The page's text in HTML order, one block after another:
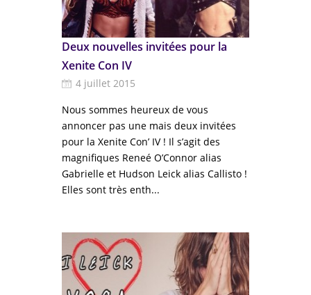
Deux nouvelles invitées pour la
Xenite Con IV
4 juillet 2015
Nous sommes heureux de vous
annoncer pas une mais deux invitées
pour la Xenite Con’ IV ! Il s’agit des
magnifiques Reneé O’Connor alias
Gabrielle et Hudson Leick alias Callisto !
Elles sont très enth...